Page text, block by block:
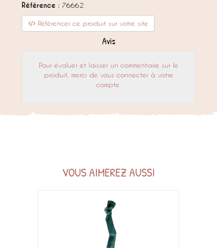
Référence : 76662
Référencer ce produit sur votre site
Avis
Pour évaluer et laisser un commentaire sur le
produit, merci de vous connecter à votre
compte.
VOUS AIMEREZ AUSSI